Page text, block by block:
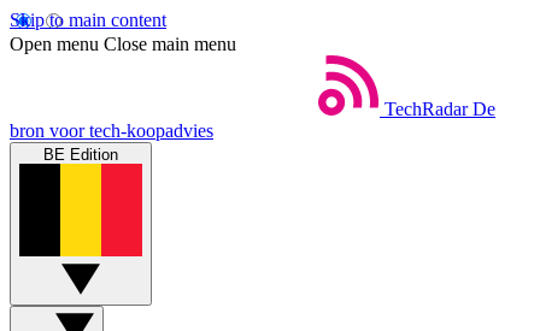
Skip to main content
Open menu Close main menu
TechRadar De
bron voor tech-koopadvies
BE Edition